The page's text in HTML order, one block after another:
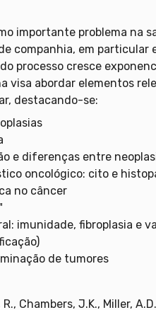
importante problema na
companhia, em particular
processo cresce
visa abordar elementos
destacando-se:
e diferenças entre
oncológico: cito e
no câncer
imunidade, fibroplasia e
de tumores
Chambers, J.K., Miller,